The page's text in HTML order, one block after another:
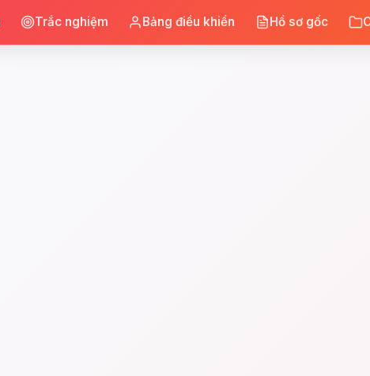
Trắc nghiệm Bảng điều khiển Hồ sơ gốc